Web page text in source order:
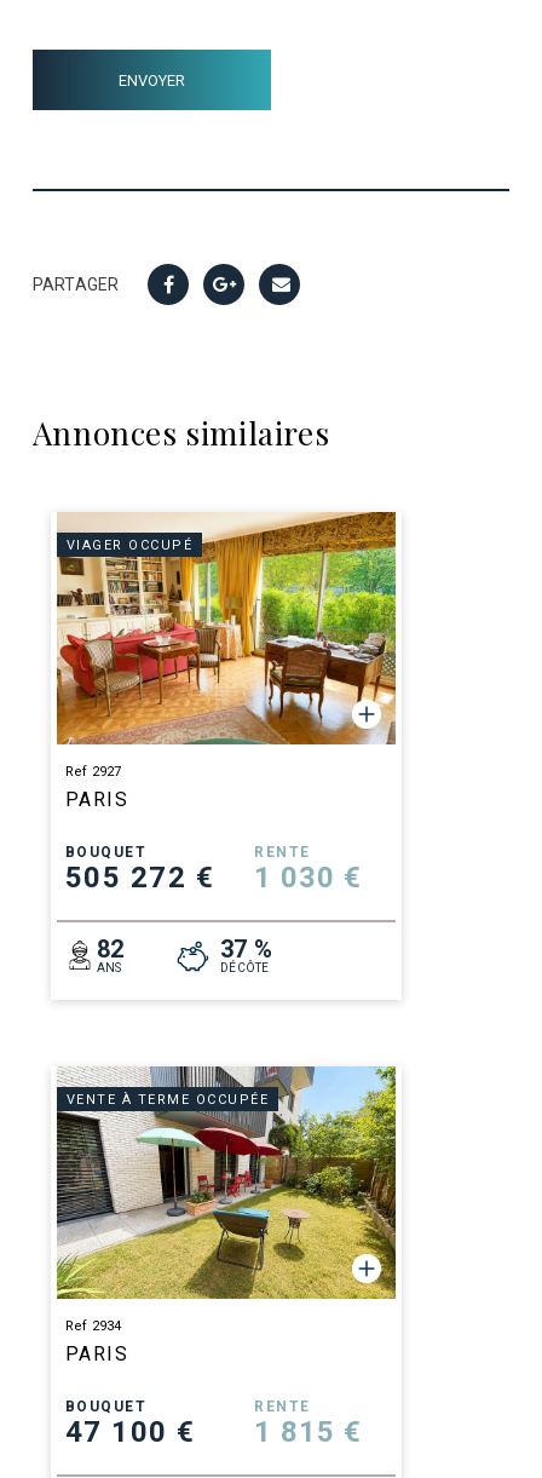
PARTAGER
Annonces similaires
VIAGER OCCUPÉ
Ref 2927
PARIS
BOUQUET
505 272 €
RENTE
1 030 €
82
ANS
37 %
DÉCÔTE
VENTE À TERME OCCUPÉE
Ref 2934
PARIS
BOUQUET
47 100 €
RENTE
1 815 €